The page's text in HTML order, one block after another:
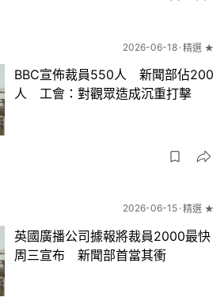
2026-06-18 精選 ★
BBC宣佈裁員550人 新聞部佔200
人 工會：對觀眾造成沉重打擊
2026-06-15 精選 ★
英國廣播公司據報將裁員2000最快
周三宣布 新聞部首當其衝